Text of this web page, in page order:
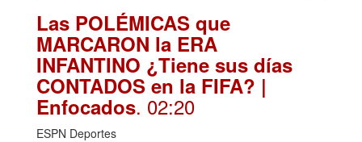
Las POLÉMICAS que
MARCARON la ERA
INFANTINO ¿Tiene sus días
CONTADOS en la FIFA? |
Enfocados. 02:20
ESPN Deportes